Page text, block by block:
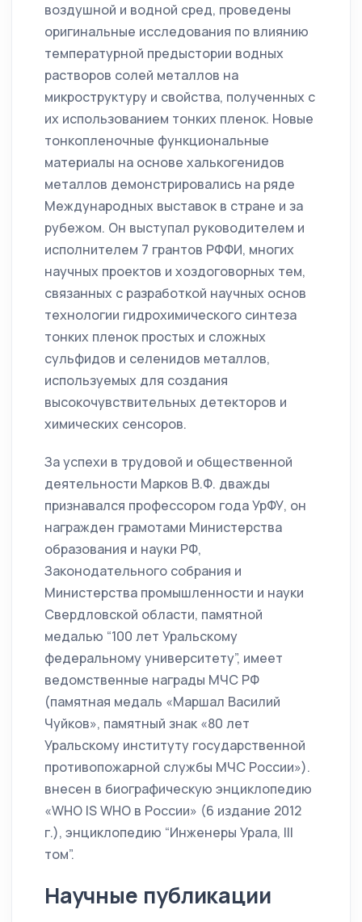
воздушной и водной сред, проведены
оригинальные исследования по влиянию
температурной предыстории водных
растворов солей металлов на
микроструктуру и свойства, полученных с
их использованием тонких пленок. Новые
тонкопленочные функциональные
материалы на основе халькогенидов
металлов демонстрировались на ряде
Международных выставок в стране и за
рубежом. Он выступал руководителем и
исполнителем 7 грантов РФФИ, многих
научных проектов и хоздоговорных тем,
связанных с разработкой научных основ
технологии гидрохимического синтеза
тонких пленок простых и сложных
сульфидов и селенидов металлов,
используемых для создания
высокочувствительных детекторов и
химических сенсоров.
За успехи в трудовой и общественной
деятельности Марков В.Ф. дважды
признавался профессором года УрФУ, он
награжден грамотами Министерства
образования и науки РФ,
Законодательного собрания и
Министерства промышленности и науки
Свердловской области, памятной
медалью “100 лет Уральскому
федеральному университету”, имеет
ведомственные награды МЧС РФ
(памятная медаль «Маршал Василий
Чуйков», памятный знак «80 лет
Уральскому институту государственной
противопожарной службы МЧС России»).
внесен в биографическую энциклопедию
«WHO IS WHO в России» (6 издание 2012
г.), энциклопедию “Инженеры Урала, III
том”.
Научные публикации